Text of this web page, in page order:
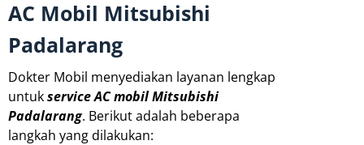
AC Mobil Mitsubishi
Padalarang
Dokter Mobil menyediakan layanan lengkap
untukservice AC mobil Mitsubishi
Padalarang. Berikut adalah beberapa
langkah yang dilakukan: